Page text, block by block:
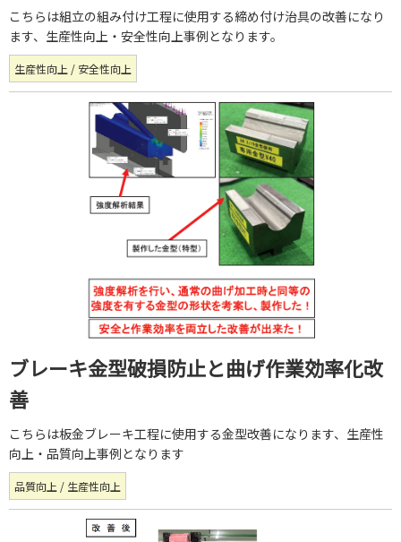
こちらは組立の組み付け工程に使用する締め付け治具の改善になり
ます、生産性向上・安全性向上事例となります。
生産性向上 / 安全性向上
ブレーキ金型破損防止と曲げ作業効率化改
善
こちらは板金ブレーキ工程に使用する金型改善になります、生産性
向上・品質向上事例となります
品質向上 / 生産性向上